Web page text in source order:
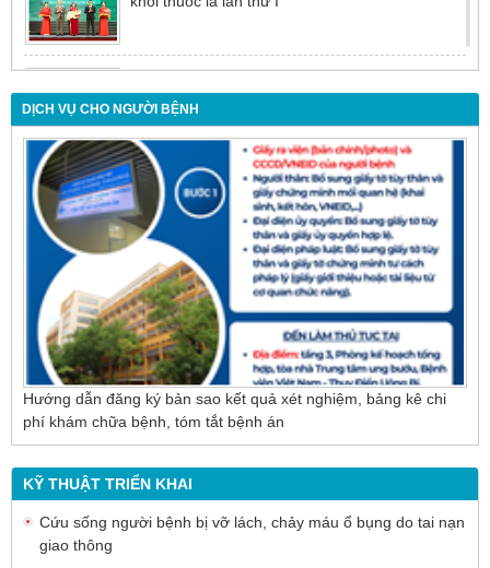
Đừng để tuổi tác là rào cản khiến việc điều trị bị
chậm trễ
Nội soi mật tụy ngược dòng – Giải pháp tối ưu
cho người bệnh sỏi ống mật chủ
DỊCH VỤ CHO NGƯỜI BỆNH
Hướng dẫn đăng ký bản sao kết quả xét nghiệm, bảng kê chi
phí khám chữa bệnh, tóm tắt bệnh án
KỸ THUẬT TRIỂN KHAI
Cứu sống người bệnh bị vỡ lách, chảy máu ổ bụng do tai nạn
giao thông